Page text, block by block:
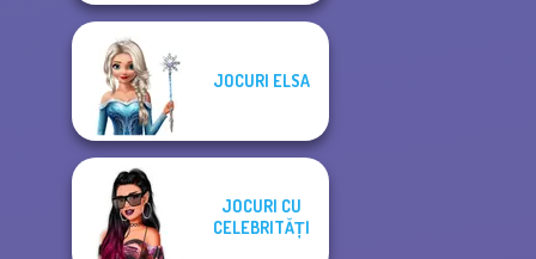
JOCURI ELSA
JOCURI CU
CELEBRITĂȚI